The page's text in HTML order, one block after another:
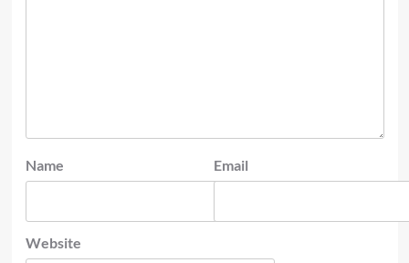
Name Email
Website